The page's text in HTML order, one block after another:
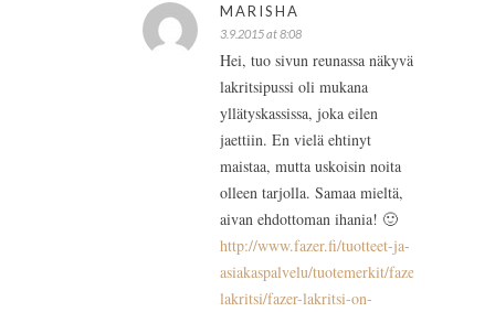
MARISHA
3.9.2015 at 8:08
Hei, tuo sivun reunassa näkyvä
lakritsipussi oli mukana
yllätyskassissa, joka eilen
jaettiin. En vielä ehtinyt
maistaa, mutta uskoisin noita
olleen tarjolla. Samaa mieltä,
aivan ehdottoman ihania! 🙂
http://www.fazer.fi/tuotteet-ja-
asiakaspalvelu/tuotemerkit/fazer-
lakritsi/fazer-lakritsi-on-